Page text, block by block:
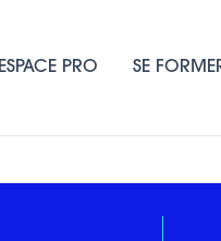
ESPACE PRO SE